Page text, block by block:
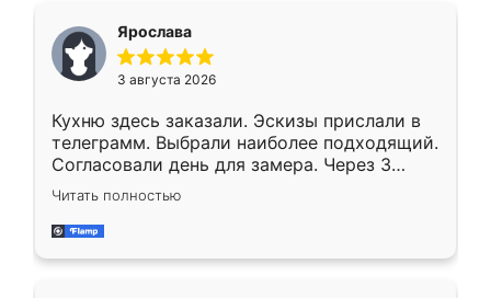
Ярослава
3 августа 2026
Кухню здесь заказали. Эскизы прислали в
телеграмм. Выбрали наиболее подходящий.
Согласовали день для замера. Через 3
недели кухня была уже готова. Остались
довольны работой. Спасибо Ренессанс
мебель за качественную работу!
Читать полностью